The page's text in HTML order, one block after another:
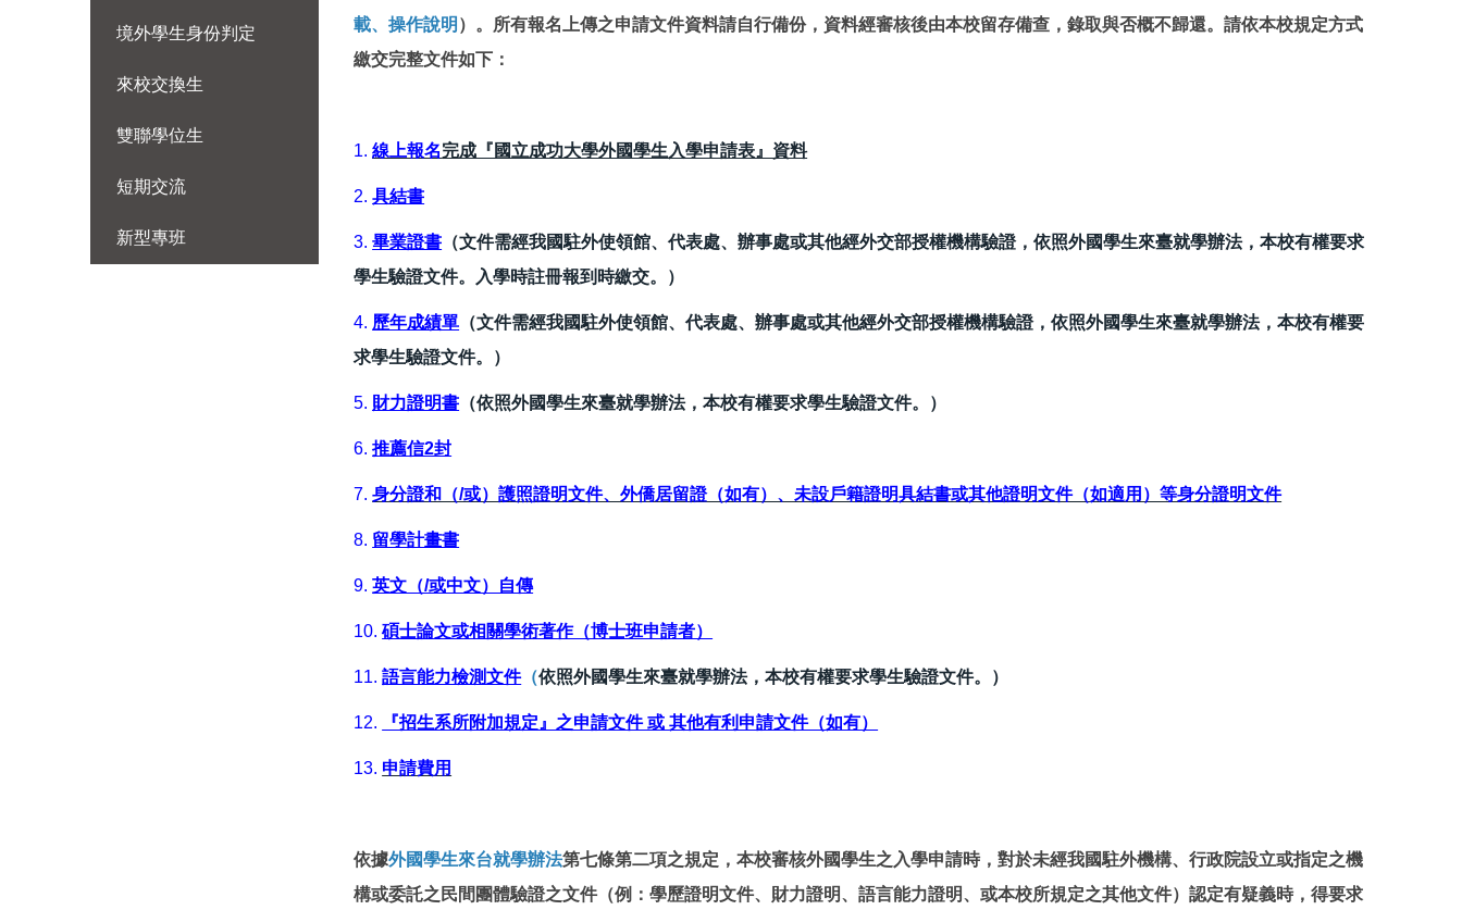
境外學生身份判定
來校交換生
雙聯學位生
短期交流
新型專班
載、操作說明 ） 。所有報名上傳之申請文件資料請自行備份，資料經審核後由本校留存備查，錄取與否概不歸還。請依本校規定方式
繳交完整文件如下：
1.線上報名完成『國立成功大學外國學生入學申請表』資料
2.具結書
3.畢業證書 （文件需經我國駐外使領館、代表處、辦事處或其他經外交部授權機構驗證，依照外國學生來臺就學辦法，本校有權要求
學生驗證文件。入學時註冊報到時繳交。）
4. 歷年成績單 （文件需經我國駐外使領館、代表處、辦事處或其他經外交部授權機構驗證，依照外國學生來臺就學辦法，本校有權要
求學生驗證文件。）
5. 財力證明書 （依照外國學生來臺就學辦法，本校有權要求學生驗證文件。）
6.推薦信2封
7.身分證和（/或）護照證明文件、外僑居留證（如有）、未設戶籍證明具結書或其他證明文件（如適用）等身分證明文件
8. 留學計畫書
9.英文（/或中文）自傳
10.碩士論文或相關學術著作（博士班申請者）
11.語言能力檢測文件（依照外國學生來臺就學辦法，本校有權要求學生驗證文件。）
12. 『招生系所附加規定』之申請文件 或其他有利申請文件（如有）
13. 申請費用
依據外國學生來台就學辦法第七條第二項之規定，本校審核外國學生之入學申請時，對於未經我國駐外機構、行政院設立或指定之機
構或委託之民間團體驗證之文件（例：學歷證明文件、財力證明、語言能力證明、或本校所規定之其他文件）認定有疑義時，得要求